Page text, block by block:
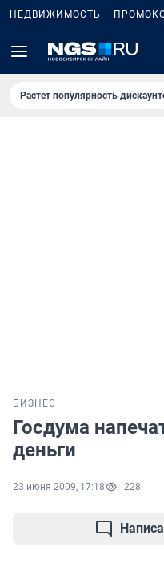
НЕДВИЖИМОСТЬ
Растет популярность
БИЗНЕС
Госдума
деньги
23 июня 2009, 17:18 228